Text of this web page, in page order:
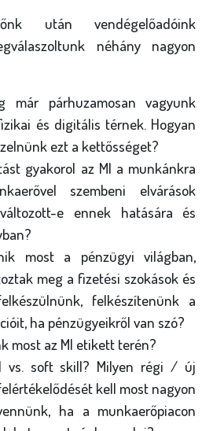
után vendégelőadóink
néhány nagyon
már párhuzamosan vagyunk
és digitális térnek. Hogyan
ezt a kettősséget?
gyakorol az MI a munkánkra
szembeni elvárások
e ennek hatására és
most a pénzügyi világban,
meg a fizetési szokások és
felkészítenünk a
ha pénzügyeikről van szó?
most az MI etikett terén?
vs. soft skill? Milyen régi / új
kell most nagyon
ha a munkaerőpiacon